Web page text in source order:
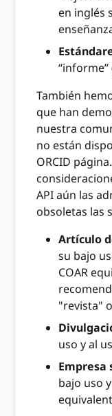
en inglés
“informe”
También
que han
nuestra
no están
ORCID
API aún las
obsoletas las
Artículo
su bajo
COAR
"revista"
uso y al
Empresa
bajo uso